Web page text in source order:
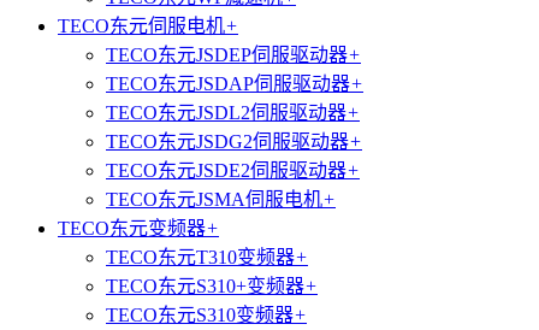
TECO东元伺服电机+
TECO东元JSDEP伺服驱动器+
TECO东元JSDAP伺服驱动器+
TECO东元JSDL2伺服驱动器+
TECO东元JSDG2伺服驱动器+
TECO东元JSDE2伺服驱动器+
TECO东元JSMA伺服电机+
TECO东元变频器+
TECO东元T310变频器+
TECO东元S310+变频器+
TECO东元S310变频器+